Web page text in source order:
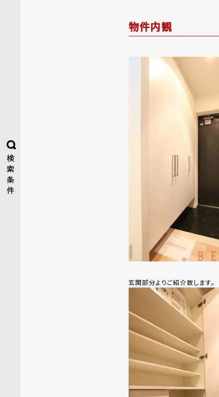
検
索
条
件
物件内観
玄関部分よりご紹介致します。